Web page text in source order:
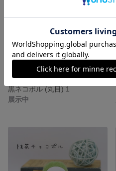
黒ネコポル (丸目) 1
展示中